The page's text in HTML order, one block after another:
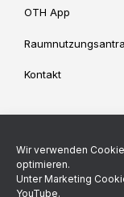
Wir verwenden
optimieren.
Unter Marketing
YouTube.
OTH App
Kontakt
Datenschutz
Cookie-Richtlinie